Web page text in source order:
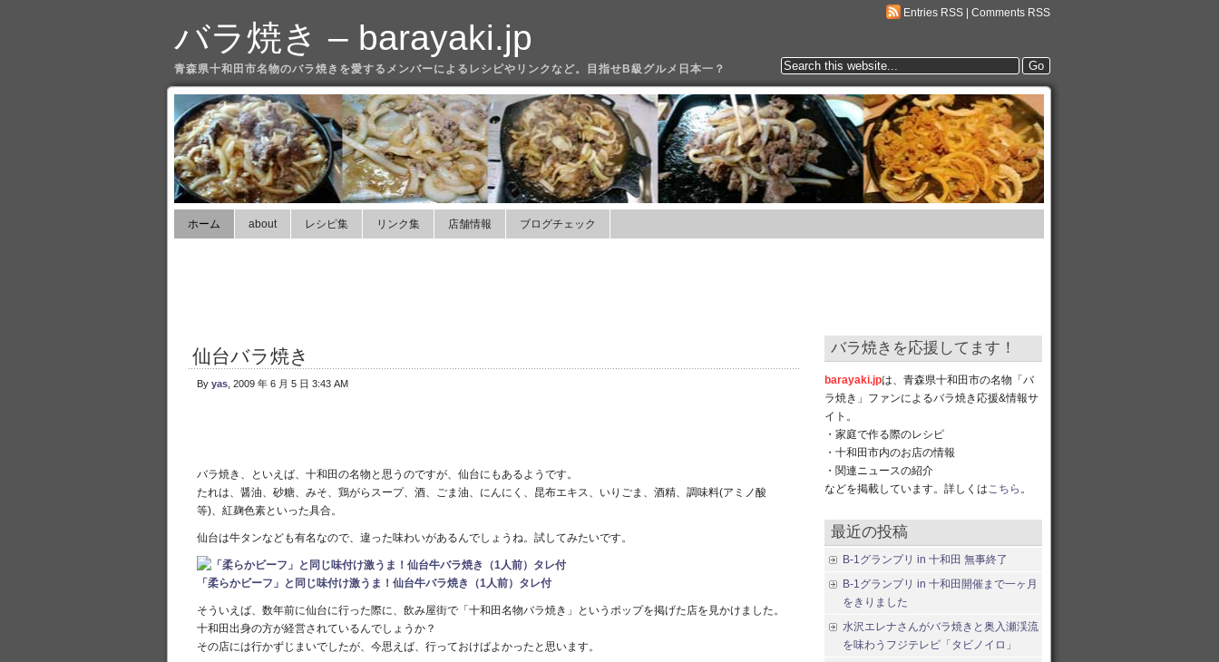
Entries RSS Comments RSS
バラ焼き – barayaki.jp
青森県十和田市名物のバラ焼きを愛するメンバーによるレシピやリンクなど。目指せB級グルメ日本一？
ホーム about レシピ集 リンク集 店舗情報 ブログチェック
仙台バラ焼き
By yas , 2009 年 6 月 5 日 3:43 AM
バラ焼き、といえば、十和田の名物と思うのですが、仙台にもあるようです。
たれは、醤油、砂糖、みそ、鶏がらスープ、酒、ごま油、にんにく、昆布エキス、いりごま、酒精、調味料(アミノ酸
等)、紅麹色素といった具合。
仙台は牛タンなども有名なので、違った味わいがあるんでしょうね。試してみたいです。
「柔らかビーフ」と同じ味付け激うま！仙台牛バラ焼き（1人前）タレ付
そういえば、数年前に仙台に行った際に、飲み屋街で「十和田名物バラ焼き」というポップを掲げた店を見かけました。
十和田出身の方が経営されているんでしょうか？
その店には行かずじまいでしたが、今思えば、行っておけばよかったと思います。
バラ焼きを応援してます！
barayaki.jpは、青森県十和田市の名物「バ
ラ焼き」ファンによるバラ焼き応援&情報サ
イト。
・家庭で作る際のレシピ
・十和田市内のお店の情報
・関連ニュースの紹介
などを掲載しています。詳しくはこちら 。
最近の投稿
B-1グランプリ in 十和田 無事終了
B-1グランプリ in 十和田開催まで一ヶ月
をきりました
水沢エレナさんがバラ焼きと奥入瀬渓流
を味わうフジテレビ「タビノイロ」